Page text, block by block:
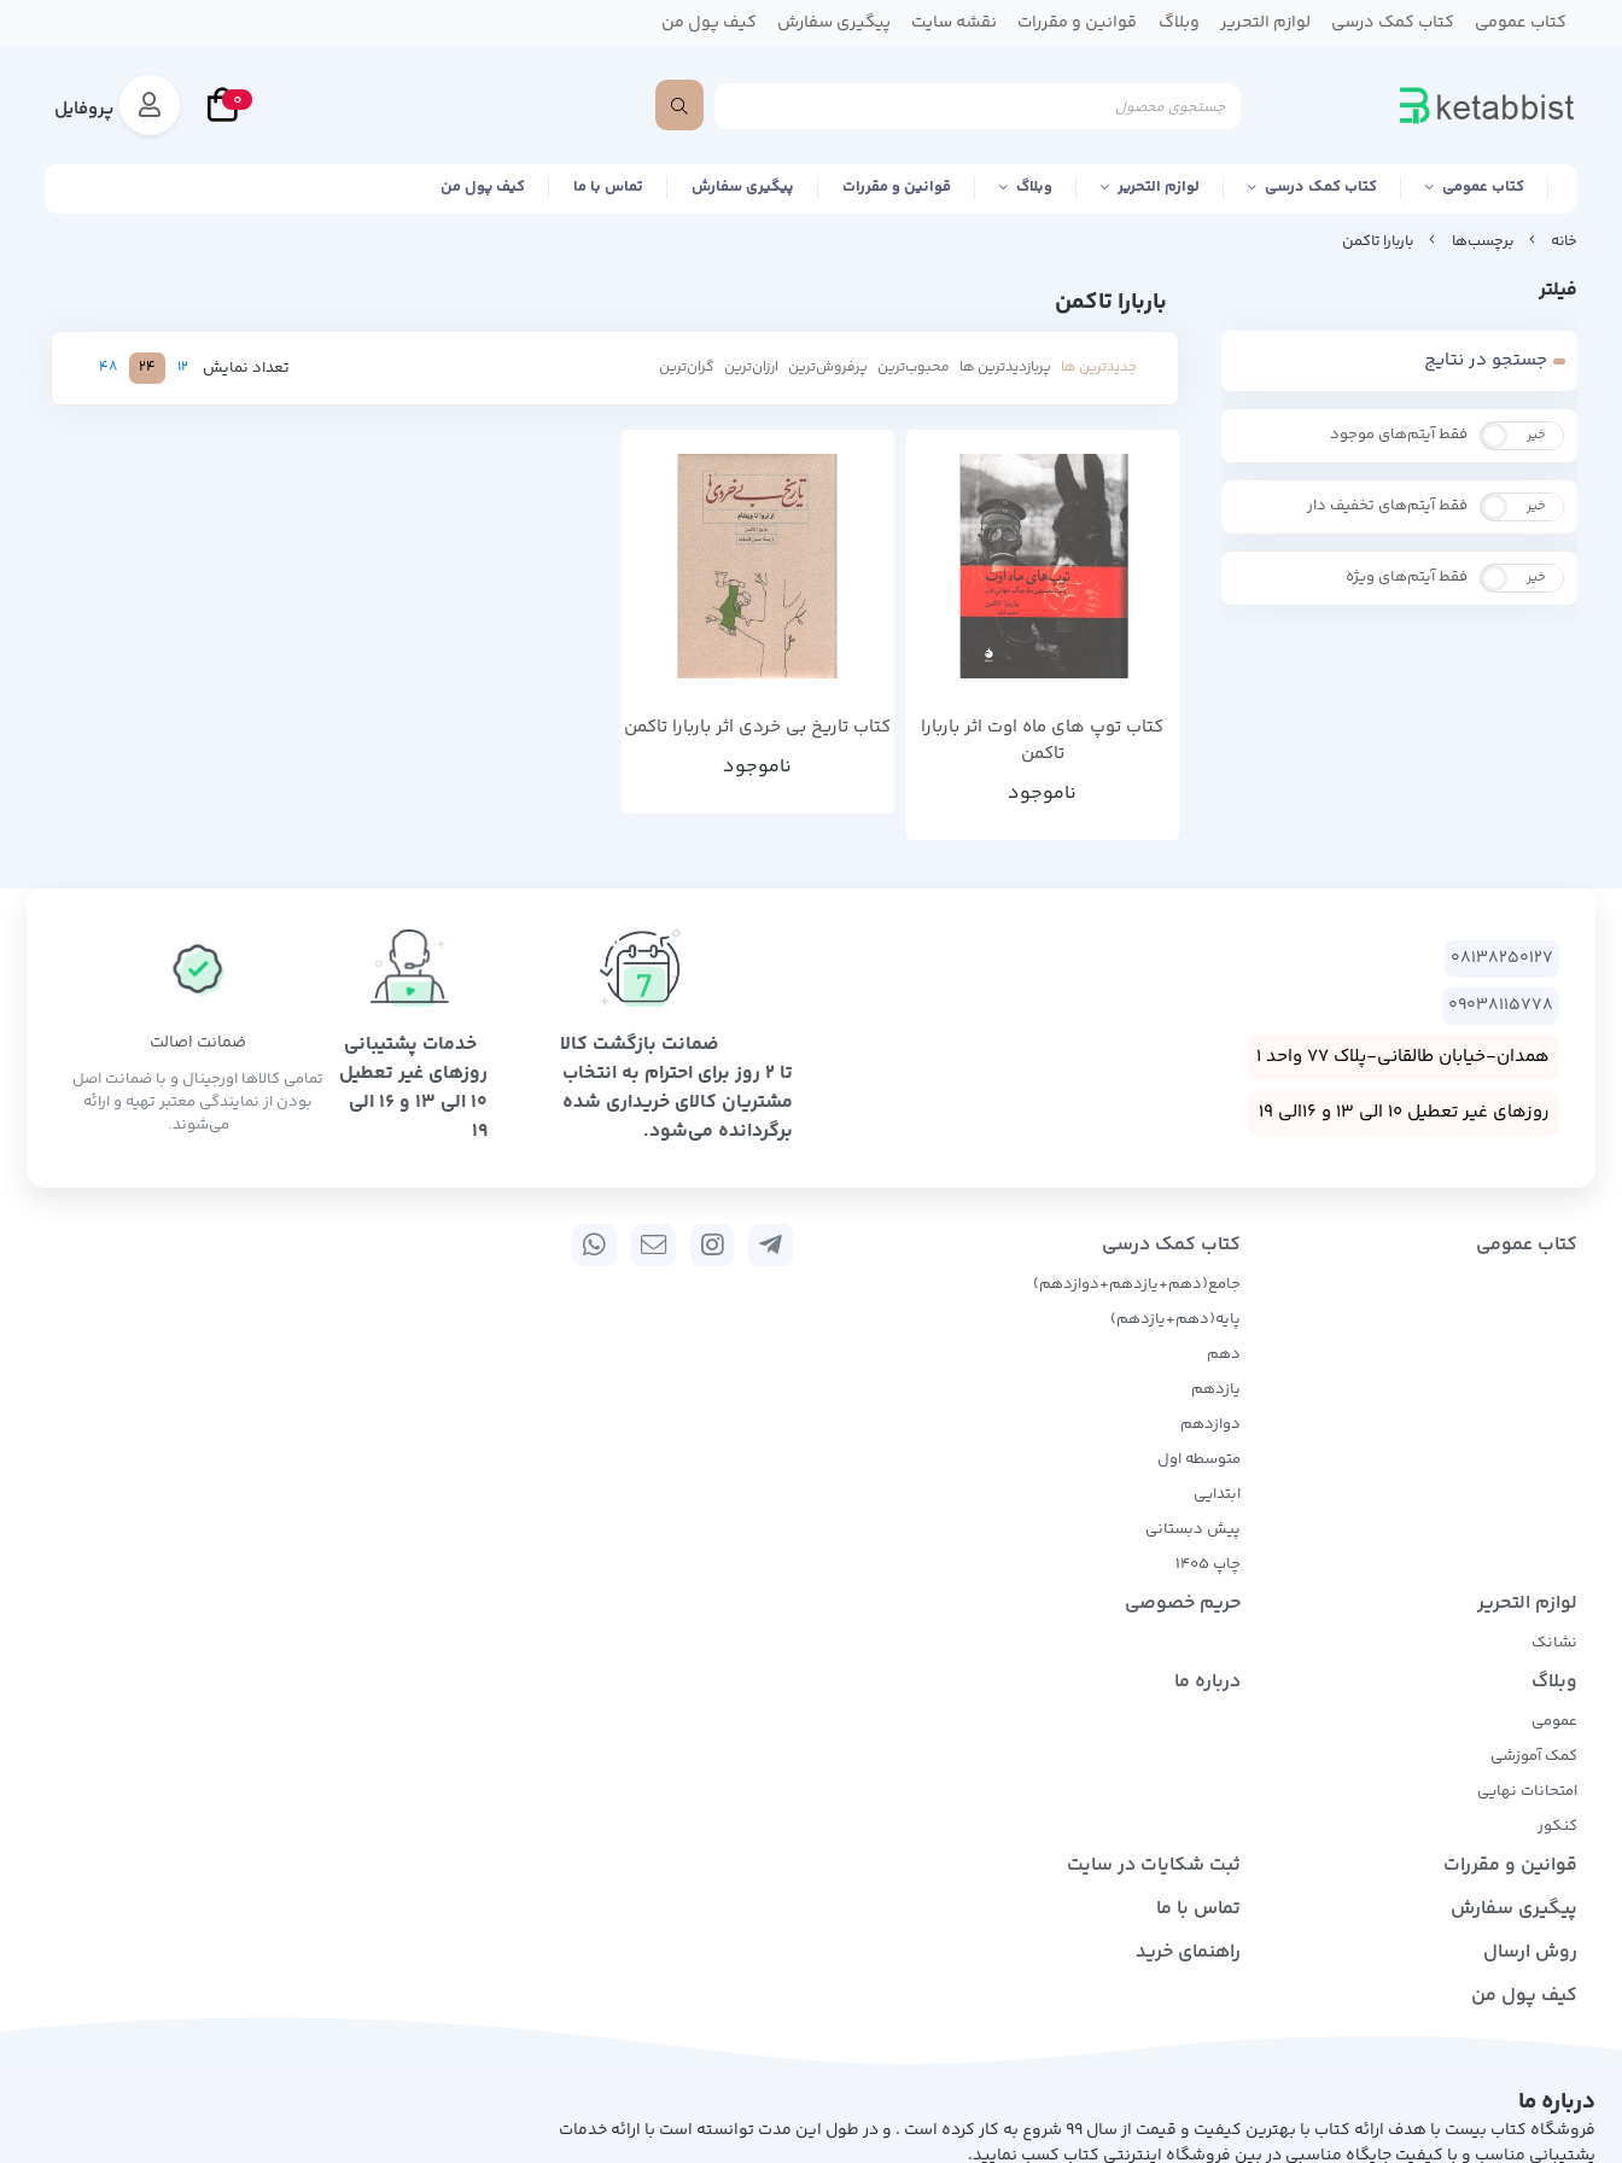
کتاب عمومی کتاب کمک درسی لوازم التحریر وبلاگ قوانین و مقررات نقشه سایت پیگیری سفارش کیف پول من
0 پروفایل
کتاب عمومی کتاب کمک درسی لوازم التحریر وبلاگ قوانین و مقررات پیگیری سفارش تماس با ما کیف پول من
خانه برچسب‌ها باربارا تاکمن
فیلتر
جستجو در نتایج
بله خیر فقط آیتم‌های موجود
بله خیر فقط آیتم‌های تخفیف دار
بله خیر فقط آیتم‌های ویژه
باربارا تاکمن
جدیدترین ها پربازدیدترین ها محبوب‌‌ترین پرفروش‌ترین ارزان‌ترین گران‌ترین تعداد نمایش 12
24
48
کتاب توپ های ماه اوت اثر باربارا
تاکمن
ناموجود
کتاب تاریخ بی خردی اثر باربارا تاکمن
ناموجود
08138250127
09038115778
همدان-خیابان طالقانی-پلاک 77 واحد 1
روزهای غیر تعطیل 10 الی 13 و 16الی 19
ضمانت بازگشت کالا
تا 2 روز برای احترام به انتخاب
مشتریان کالای خریداری شده
برگردانده می‌شود.
خدمات پشتیبانی
روزهای غیر تعطیل
10 الی 13 و 16 الی
19
ضمانت اصالت
تمامی کالاها اورجینال و با ضمانت اصل
بودن از نمایندگی معتبر تهیه و ارائه
می‌شوند.
کتاب عمومی کتاب کمک درسی
جامع(دهم+یازدهم+دوازدهم)
پایه(دهم+یازدهم)
دهم
یازدهم
دوازدهم
متوسطه اول
ابتدایی
پیش دبستانی
چاپ 1405
لوازم التحریر
نشانک
حریم خصوصی
وبلاگ
عمومی
کمک آموزشی
امتحانات نهایی
کنکور
درباره ما
قوانین و مقررات
ثبت شکایات در سایت
پیگیری سفارش
تماس با ما
روش ارسال
راهنمای خرید
کیف پول من
درباره ما
فروشگاه کتاب بیست با هدف ارائه کتاب با بهترین کیفیت و قیمت از سال 99 شروع به کار کرده است . و در طول این مدت توانسته است با ارائه خدمات
پشتیبانی مناسب و با کیفیت جایگاه مناسبی در بین فروشگاه اینترنتی کتاب کسب نمایید.